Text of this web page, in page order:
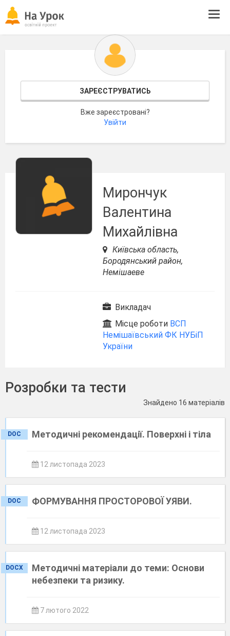
ЗАРЕЄСТРУВАТИСЬ
Вже зареєстровані?
Увійти
Мирончук
Валентина
Михайлівна
Київська область,
Бородянський район,
Немішаеве
Викладач
Місце роботи ВСП
Немішаївський ФК НУБіП
України
Розробки та тести
Знайдено 16 матеріалів
DOC Методичні рекомендації. Поверхні і тіла
12 листопада 2023
DOC ФОРМУВАННЯ ПРОСТОРОВОЇ УЯВИ.
12 листопада 2023
DOCX
Методичні матеріали до теми: Основи
небезпеки та ризику.
7 лютого 2022